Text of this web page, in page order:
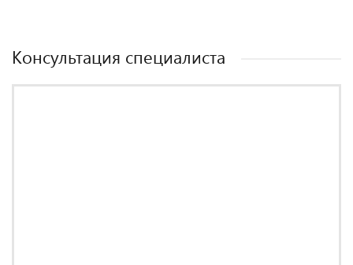
Консультация специалиста